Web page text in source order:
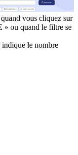
vous cliquez sur
ou quand le filtre se
indique le nombre